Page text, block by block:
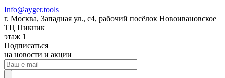
Info@ayger.tools
г. Москва, Западная ул., с4, рабочий посёлок Новоивановское
ТЦ Пикник
этаж 1
Подписаться
на новости и акции